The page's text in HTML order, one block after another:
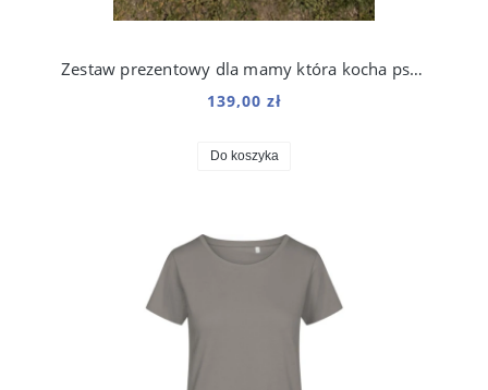
Zestaw prezentowy dla mamy która kocha psy i koty
139,00 zł
Do koszyka